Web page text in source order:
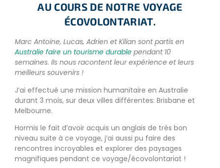
AU COURS DE NOTRE VOYAGE
ÉCOVOLONTARIAT.
Marc Antoine, Lucas, Adrien et Kilian sont partis en
Australie faire un tourisme durable pendant 10
semaines. Ils nous racontent leur expérience et leurs
meilleurs souvenirs !
J’ai effectué une mission humanitaire en Australie
durant 3 mois, sur deux villes différentes: Brisbane et
Melbourne.
Hormis le fait d’avoir acquis un anglais de très bon
niveau suite à ce voyage, j’ai aussi pu faire des
rencontres incroyables et explorer des paysages
magnifiques pendant ce voyage/écovolontariat !